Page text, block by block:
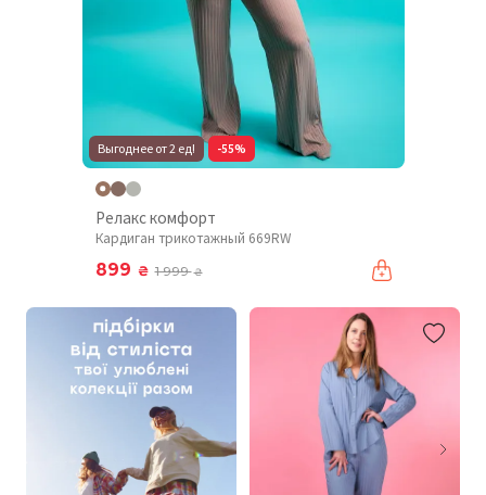
Выгоднее от 2 ед! -55%
Релакс комфорт
Кардиган трикотажный 669RW
899 ₴ 1 999₴